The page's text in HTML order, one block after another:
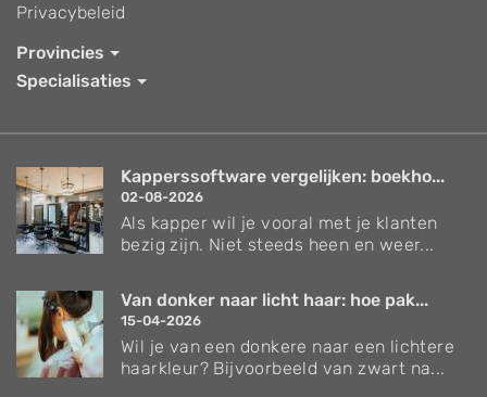
Privacybeleid
Provincies
Specialisaties
Kapperssoftware vergelijken: boekho...
02-08-2026
Als kapper wil je vooral met je klanten
bezig zijn. Niet steeds heen en weer...
Van donker naar licht haar: hoe pak...
15-04-2026
Wil je van een donkere naar een lichtere
haarkleur? Bijvoorbeeld van zwart na...